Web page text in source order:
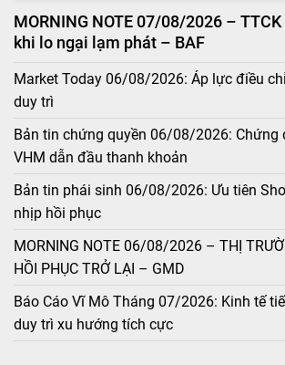
MORNING NOTE 07/08/2026 –
khi lo ngại lạm phát – BAF
Market Today 06/08/2026: Áp lực điều
duy trì
Bản tin chứng quyền 06/08/2026: Chứng
VHM dẫn đầu thanh khoản
Bản tin phái sinh 06/08/2026: Ưu tiên
nhịp hồi phục
MORNING NOTE 06/08/2026 – THỊ
HỒI PHỤC TRỞ LẠI – GMD
Báo Cáo Vĩ Mô Tháng 07/2026: Kinh tế
duy trì xu hướng tích cực